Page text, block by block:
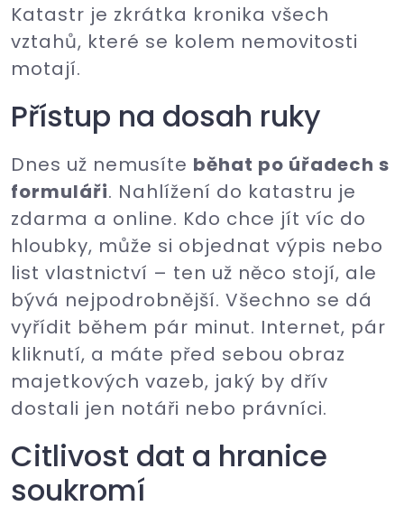
Katastr je zkrátka kronika všech
vztahů, které se kolem nemovitosti
motají.
Přístup na dosah ruky
Dnes už nemusíte běhat po úřadech s
formuláři. Nahlížení do katastru je
zdarma a online. Kdo chce jít víc do
hloubky, může si objednat výpis nebo
list vlastnictví – ten už něco stojí, ale
bývá nejpodrobnější. Všechno se dá
vyřídit během pár minut. Internet, pár
kliknutí, a máte před sebou obraz
majetkových vazeb, jaký by dřív
dostali jen notáři nebo právníci.
Citlivost dat a hranice
soukromí